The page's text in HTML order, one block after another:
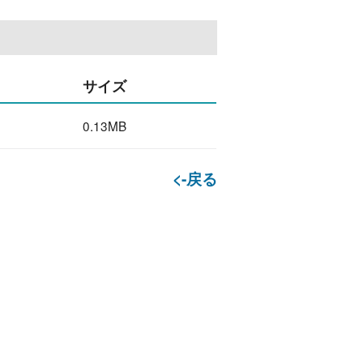
サイズ
0.13MB
<-戻る